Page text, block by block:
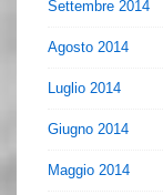
Settembre 2014
Agosto 2014
Luglio 2014
Giugno 2014
Maggio 2014